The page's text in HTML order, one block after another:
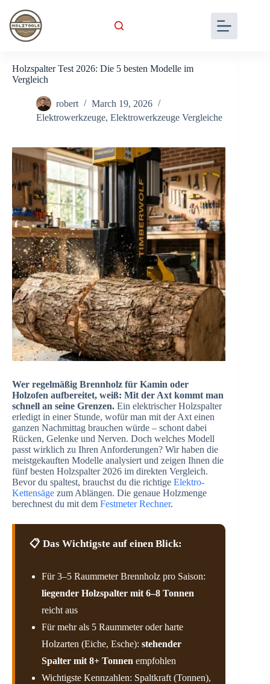
content
Holzspalter Test 2026: Die 5 besten Modelle im
Vergleich
robert
March 19, 2026
Elektrowerkzeuge, Elektrowerkzeuge Vergleiche
Wer regelmäßig Brennholz für Kamin oder
Holzofen aufbereitet, weiß: Mit der Axt kommt man
schnell an seine Grenzen. Ein elektrischer Holzspalter
erledigt in einer Stunde, wofür man mit der Axt einen
ganzen Nachmittag brauchen würde – schont dabei
Rücken, Gelenke und Nerven. Doch welches Modell
passt wirklich zu Ihren Anforderungen? Wir haben die
meistgekauften Modelle analysiert und zeigen Ihnen die
fünf besten Holzspalter 2026 im direkten Vergleich.
Bevor du spaltest, brauchst du die richtige Elektro-
Kettensäge zum Ablängen. Die genaue Holzmenge
berechnest du mit dem Festmeter Rechner.
📋 Das Wichtigste auf einen Blick:
Für 3–5 Raummeter Brennholz pro Saison:
liegender Holzspalter mit 6–8 Tonnen
reicht aus
Für mehr als 5 Raummeter oder harte
Holzarten (Eiche, Esche): stehender
Spalter mit 8+ Tonnen empfohlen
Wichtigste Kennzahlen: Spaltkraft (Tonnen),